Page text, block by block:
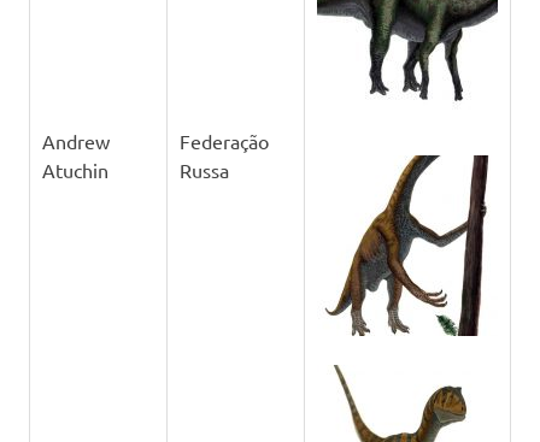
Andrew
Atuchin
Federação
Russa